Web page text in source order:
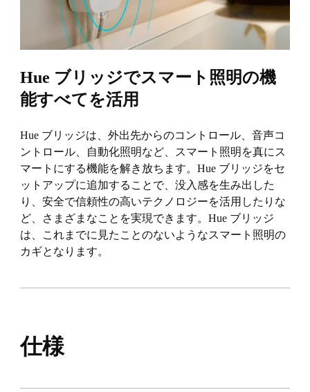
Hue ブリッジでスマート照明の機
能すべてを活用
Hue ブリッジは、外出先からのコントロール、音声コ
ントロール、自動化照明など、スマート照明を真にス
マートにする機能を解き放ちます。Hue ブリッジをセ
ットアップに追加することで、没入感を生み出した
り、安全で信頼性の高いテクノロジーを活用したりな
ど、さまざまなことを実現できます。Hue ブリッジ
は、これまでに見たことのないようなスマート照明の
カギとなります。
仕様